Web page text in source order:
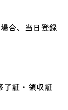
合、当日登録
了証・領収証